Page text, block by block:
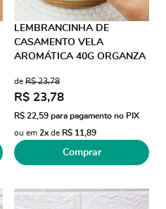
LEMBRANCINHA DE
CASAMENTO VELA
AROMÁTICA 40G ORGANZA
de R$ 23,78
R$ 23,78
R$ 22,59 para pagamento no PIX
ou em 2x de R$ 11,89
Comprar